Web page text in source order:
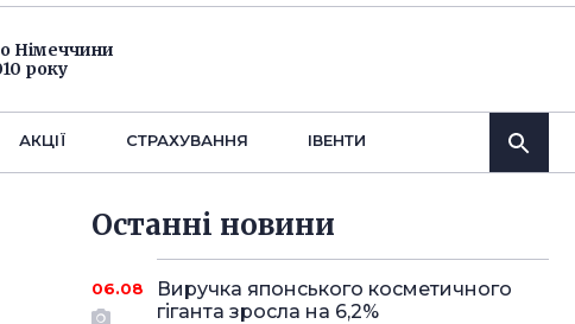
Німеччини
року
АКЦІЇ СТРАХУВАННЯ IВЕНТИ
Останнi новини
06.08
Виручка японського косметичного
гіганта зросла на 6,2%